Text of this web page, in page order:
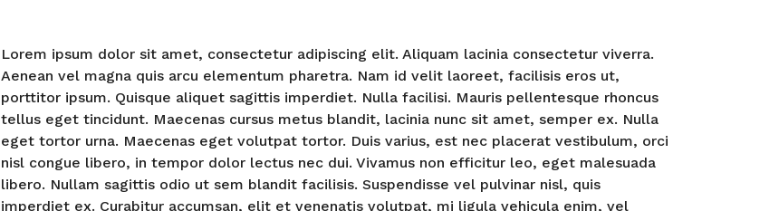
Lorem ipsum dolor sit amet, consectetur adipiscing elit. Aliquam lacinia consectetur viverra.
Aenean vel magna quis arcu elementum pharetra. Nam id velit laoreet, facilisis eros ut,
porttitor ipsum. Quisque aliquet sagittis imperdiet. Nulla facilisi. Mauris pellentesque rhoncus
tellus eget tincidunt. Maecenas cursus metus blandit, lacinia nunc sit amet, semper ex. Nulla
eget tortor urna. Maecenas eget volutpat tortor. Duis varius, est nec placerat vestibulum, orci
nisl congue libero, in tempor dolor lectus nec dui. Vivamus non efficitur leo, eget malesuada
libero. Nullam sagittis odio ut sem blandit facilisis. Suspendisse vel pulvinar nisl, quis
imperdiet ex. Curabitur accumsan, elit et venenatis volutpat, mi ligula vehicula enim, vel